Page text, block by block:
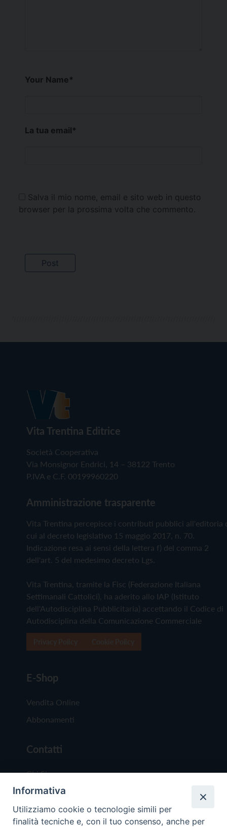
Your Name*
La tua email*
Salva il mio nome, email e sito web in questo
browser per la prossima volta che commento.
Vita Trentina Editrice
Società Cooperativa
Via Monsignor Endrici, 14 – 38122 Trento
P.IVA e C.F. 00199960220
Amministrazione trasparente
Vita Trentina percepisce i contributi pubblici all'editoria
cui al decreto legislativo 15 maggio 2017, n. 70.
Indicazione resa ai sensi della lettera f) del comma 2
dell'art. 5 del medesimo decreto Lgs.
Vita Trentina, tramite la Fisc (Federazione Italiana
Settimanali Cattolici), ha aderito allo IAP (Istituto
dell'Autodisciplina Pubblicitaria) accettando il Codice di
Autodisciplina della Comunicazione Commerciale
E-Shop
Vendita Online
Abbonamenti
Contatti
Chi Siamo
Redazione
Scrivici
Informativa
Utilizziamo cookie o tecnologie simili per
finalità tecniche e, con il tuo consenso, anche per